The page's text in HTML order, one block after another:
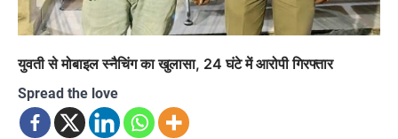
युवती से मोबाइल स्नैचिंग का खुलासा, 24 घंटे में आरोपी गिरफ्तार
Spread the love